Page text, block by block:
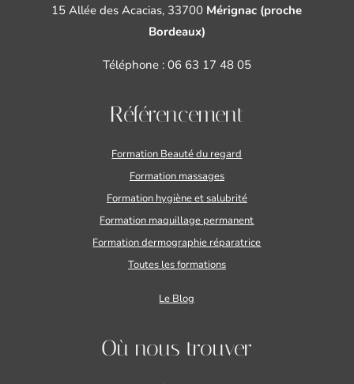
15 Allée des Acacias, 33700 Mérignac (proche
Bordeaux)
Téléphone :06 63 17 48 05
Référencement
Formation Beauté du regard
Formation massages
Formation hygiène et salubrité
Formation maquillage permanent
Formation dermographie réparatrice
Toutes les formations
Le Blog
Où nous trouver